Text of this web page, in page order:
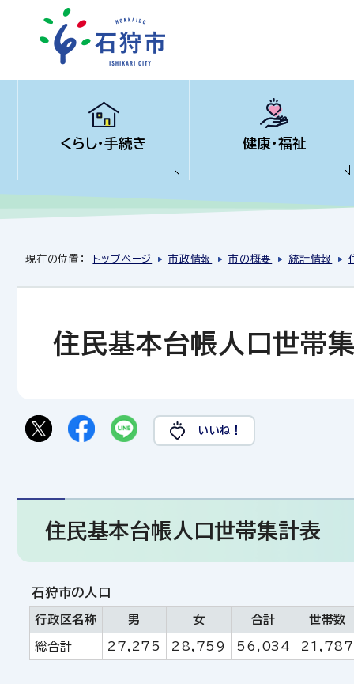
くらし・手続き 健康・福祉
現在の位置： トップページ 市政情報 市の概要 統計情報
住民基本台帳人口世帯
いいね！
住民基本台帳人口世帯集計表
石狩市の人口
行政区名称 男 女 合計 世帯数
総合計 27,275 28,759 56,034 21,787